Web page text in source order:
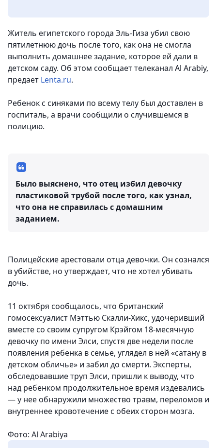
Житель египетского города Эль-Гиза убил свою
пятилетнюю дочь после того, как она не смогла
выполнить домашнее задание, которое ей дали в
детском саду. Об этом сообщает телеканал Al Arabiy,
предает Lenta.ru.
Ребенок с синяками по всему телу был доставлен в
госпиталь, а врачи сообщили о случившемся в
полицию.
Было выяснено, что отец избил девочку
пластиковой трубой после того, как узнал,
что она не справилась с домашним
заданием.
Полицейские арестовали отца девочки. Он сознался
в убийстве, но утверждает, что не хотел убивать
дочь.
11 октября сообщалось, что британский
гомосексуалист Мэттью Скалли-Хикс, удочеривший
вместе со своим супругом Крэйгом 18-месячную
девочку по имени Элси, спустя две недели после
появления ребенка в семье, углядел в ней «сатану в
детском обличье» и забил до смерти. Эксперты,
обследовавшие труп Элси, пришли к выводу, что
над ребенком продолжительное время издевались
— у нее обнаружили множество травм, переломов и
внутреннее кровотечение с обеих сторон мозга.
Фото: Al Arabiya